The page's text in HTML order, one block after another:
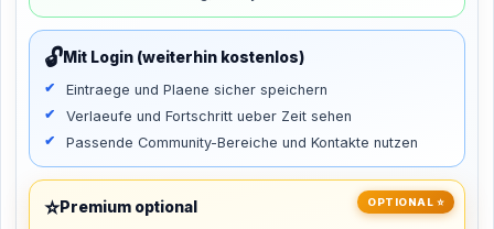
🔓Mit Login (weiterhin kostenlos)
Eintraege und Plaene sicher speichern
Verlaeufe und Fortschritt ueber Zeit sehen
Passende Community-Bereiche und Kontakte nutzen
OPTIONAL ⭐
⭐Premium optional